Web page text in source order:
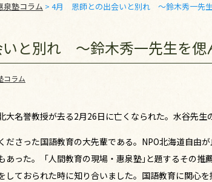
泉塾コラム > 4月 恩師との出会いと別れ ～鈴木秀一先
と別れ ～鈴木秀一先生を偲
コラム
名誉教授が去る2月26日に亡くなられた。水谷先生
ださった国語教育の大先輩である。NPO北海道自由
あった。「人間教育の現場・惠泉塾｣と題するその
しておられた時に知り合いました。国語教育に関心